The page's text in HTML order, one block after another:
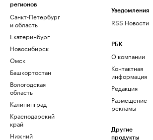
регионов
Санкт-Петербург
и область
Екатеринбург
Новосибирск
Омск
Башкортостан
Вологодская
область
Калининград
Краснодарский
край
Нижний
Уведомления
RSS Новости
РБК
О компании
Контактная
информация
Редакция
Размещение
рекламы
Другие
продукты